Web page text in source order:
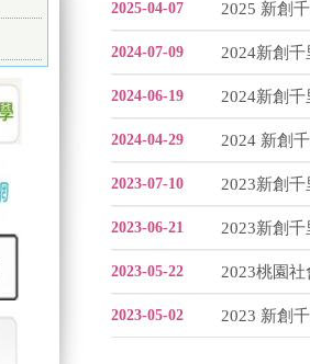
2025-04-07 2025 新創
2024-07-09 2024新創
2024-06-19 2024新創
2024-04-29 2024 新創
2023-07-10 2023新創
2023-06-21 2023新創
2023-05-22 2023桃園
2023-05-02 2023 新創